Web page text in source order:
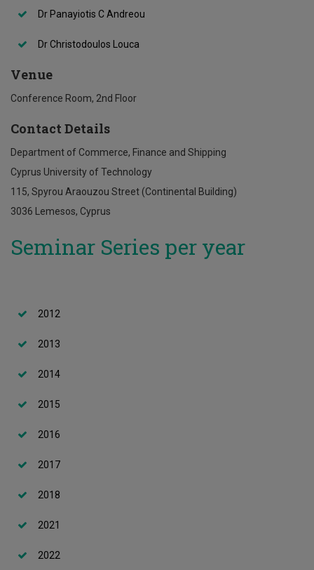
Dr Panayiotis C Andreou
Dr Christodoulos Louca
Venue
Conference Room, 2nd Floor
Contact Details
Department of Commerce, Finance and Shipping
Cyprus University of Technology
115, Spyrou Araouzou Street (Continental Building)
3036 Lemesos, Cyprus
Seminar Series per year
2012
2013
2014
2015
2016
2017
2018
2021
2022